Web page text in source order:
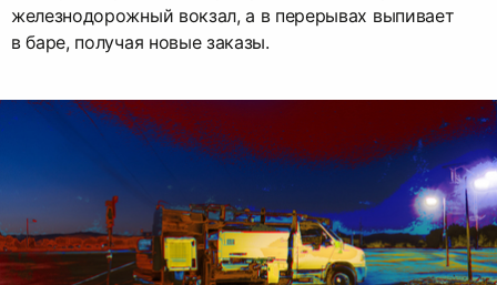
железнодорожный вокзал, а в перерывах выпивает
в баре, получая новые заказы.